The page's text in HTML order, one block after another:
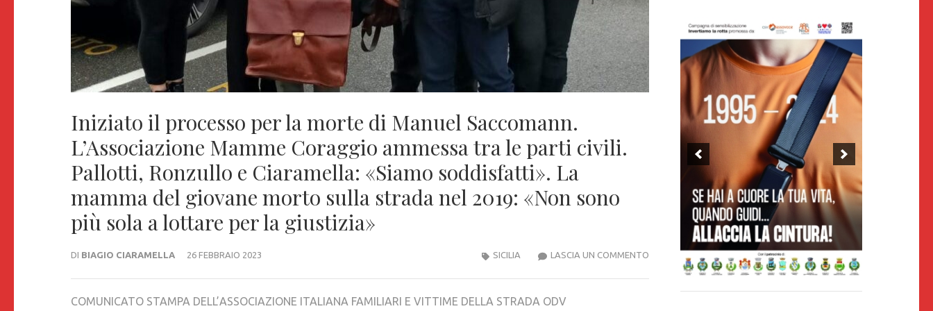
Iniziato il processo per la morte di Manuel Saccomann.
L’Associazione Mamme Coraggio ammessa tra le parti civili.
Pallotti, Ronzullo e Ciaramella: «Siamo soddisfatti». La
mamma del giovane morto sulla strada nel 2019: «Non sono
più sola a lottare per la giustizia»
DI BIAGIO CIARAMELLA 26 FEBBRAIO 2023 LASCIA UN COMMENTOINIZIATO
SICILIA
COMUNICATO STAMPA DELL’ASSOCIAZIONE ITALIANA FAMILIARI E VITTIME DELLA STRADA ODV